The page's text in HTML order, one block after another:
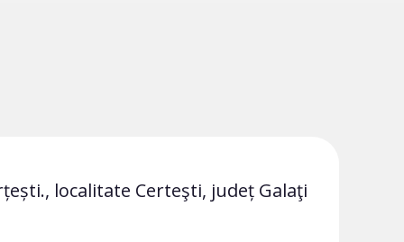
localitate Certeşti, județ Galaţi